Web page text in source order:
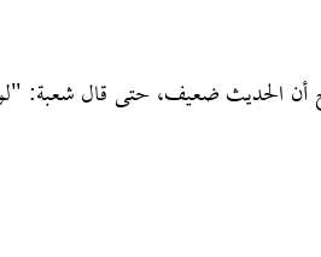
أن الحديث ضعيف، حتى قال شعبة: